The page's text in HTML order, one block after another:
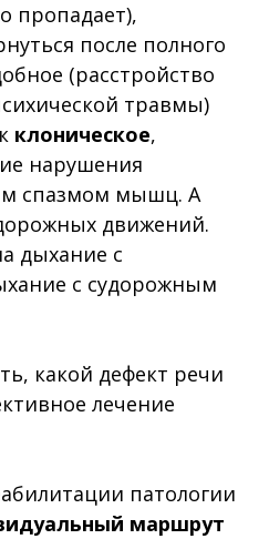
пропадает),
после полного
(расстройство
травмы)
клоническое,
нарушения
спазмом мышц. А
движений.
дыхание с
с судорожным
какой дефект речи
лечение
патологии
маршрут